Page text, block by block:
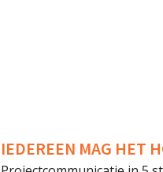
IEDEREEN MAG HET